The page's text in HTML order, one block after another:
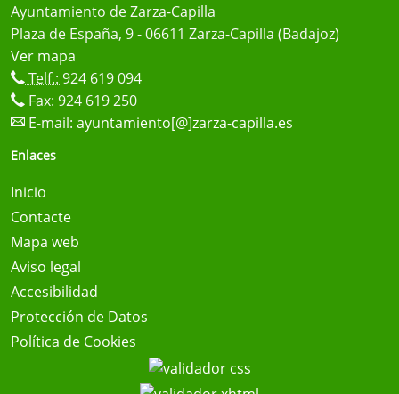
Ayuntamiento de Zarza-Capilla
Plaza de España, 9 - 06611 Zarza-Capilla (Badajoz)
Ver mapa
Telf.: 924 619 094
Fax: 924 619 250
E-mail: ayuntamiento[@]zarza-capilla.es
Enlaces
Inicio
Contacte
Mapa web
Aviso legal
Accesibilidad
Protección de Datos
Política de Cookies